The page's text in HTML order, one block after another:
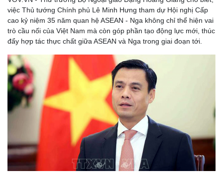
việc Thủ tướng Chính phủ Lê Minh Hưng tham dự Hội nghị Cấp
cao kỷ niệm 35 năm quan hệ ASEAN - Nga không chỉ thể hiện vai
trò cầu nối của Việt Nam mà còn góp phần tạo động lực mới, thúc
đẩy hợp tác thực chất giữa ASEAN và Nga trong giai đoạn tới.